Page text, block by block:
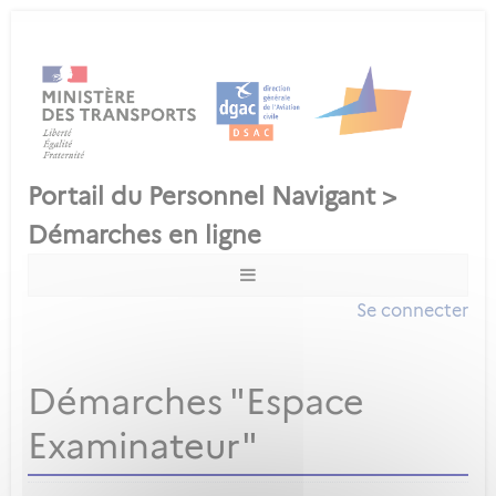
Se connecter
Démarches "Espace
Examinateur"